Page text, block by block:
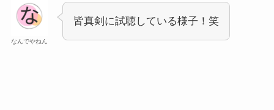
なんでやねん
皆真剣に試聴している様子！笑